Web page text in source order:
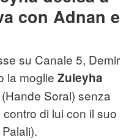
con Adnan e
su Canale 5, Demir
la moglie Zuleyha
Soral) senza
di lui con il suo